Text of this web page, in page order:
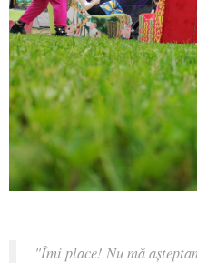
"Îmi place! Nu mă